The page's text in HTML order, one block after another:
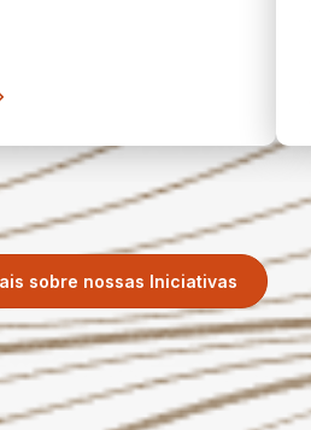
sobre nossas Iniciativas